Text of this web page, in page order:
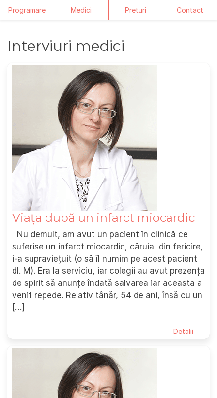
Programare Medici Preturi Contact
Interviuri medici
Viața după un infarct miocardic
Nu demult, am avut un pacient în clinică ce
suferise un infarct miocardic, căruia, din fericire,
i-a supraviețuit (o să îl numim pe acest pacient
dl. M). Era la serviciu, iar colegii au avut prezența
de spirit să anunțe îndată salvarea iar aceasta a
venit repede. Relativ tânăr, 54 de ani, însă cu un
[…]
Detalii